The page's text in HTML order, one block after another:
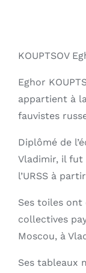
KOUPTSOV
Eghor
appartient à
fauvistes
Diplômé de
Vladimir, il fut
l’URSS à
Ses toiles ont
collectives
Moscou, à
Ses tableaux